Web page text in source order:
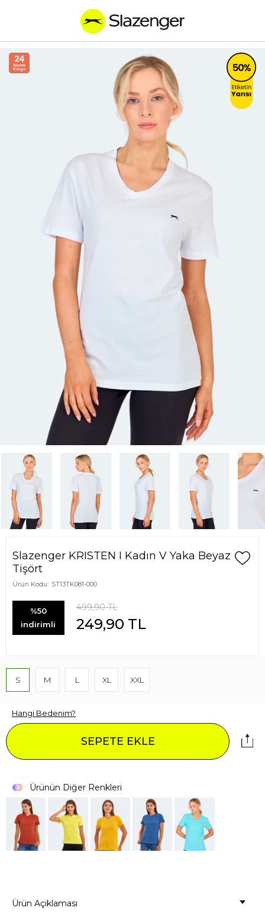
Slazenger KRISTEN I Kadın V Yaka Beyaz
Tişört
Ürün Kodu: ST13TK081-000
%50
indirimli
499,90TL
249,90 TL
S M L XL XXL
Hangi Bedenim?
SEPETE EKLE
Ürünün Diğer Renkleri
Ürün Açıklaması